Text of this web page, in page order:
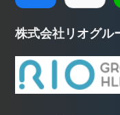
株式会社リオグル